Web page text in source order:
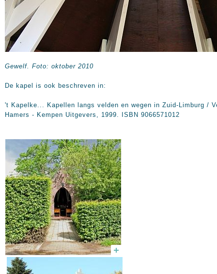
Gewelf. Foto: oktober 2010
De kapel is ook beschreven in:
't Kapelke... Kapellen langs velden en wegen in Zuid-Limburg /
Hamers - Kempen Uitgevers, 1999. ISBN 9066571012